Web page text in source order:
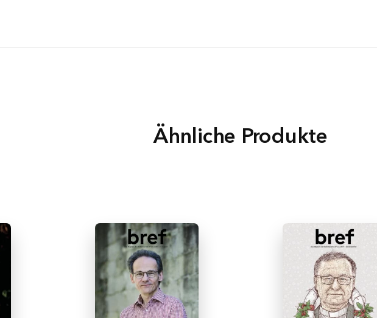
Ähnliche Produkte